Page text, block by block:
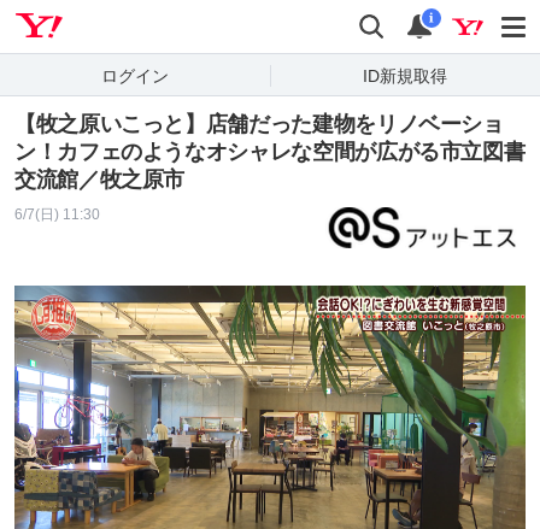
検索 通知
i
ログイン ID新規取得
【牧之原いこっと】店舗だった建物をリノベーショ
ン！カフェのようなオシャレな空間が広がる市立図書
交流館／牧之原市
6/7(日) 11:30